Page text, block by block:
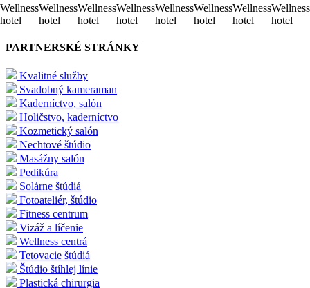
Wellness
hotel
Wellness
hotel
Wellness
hotel
Wellness
hotel
Wellness
hotel
Wellness
hotel
Wellness
hotel
Wellness
hotel
PARTNERSKÉ STRÁNKY
Kvalitné služby
Svadobný kameraman
Kaderníctvo, salón
Holičstvo, kaderníctvo
Kozmetický salón
Nechtové štúdio
Masážny salón
Pedikúra
Solárne štúdiá
Fotoateliér, štúdio
Fitness centrum
Vizáž a líčenie
Wellness centrá
Tetovacie štúdiá
Štúdio štíhlej línie
Plastická chirurgia